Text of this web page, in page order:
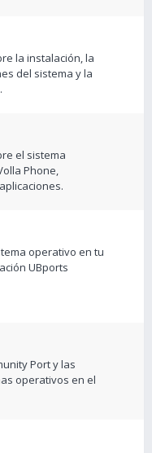
la instalación, la
del sistema y la
el sistema
Phone,
operativo en tu
UBports
Port y las
operativos en el